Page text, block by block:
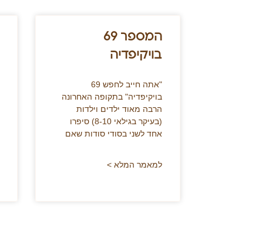
המספר 69
בויקיפדיה
"אתה חייב לחפש 69
בויקיפדיה" בתקופה האחרונה
הרבה מאוד ילדים וילדות
(בעיקר בגילאי 8-10) סיפרו
אחד לשני בסודי סודות שאם
למאמר המלא >